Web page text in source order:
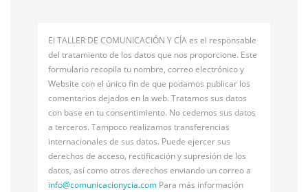
El TALLER DE COMUNICACIÓN Y CÍA es el responsable
del tratamiento de los datos que nos proporcione. Este
formulario recopila tu nombre, correo electrónico y
Website con el único fin de que podamos publicar los
comentarios dejados en la web. Tratamos sus datos
con base en tu consentimiento. No cedemos sus datos
a terceros. Tampoco realizamos transferencias
internacionales de sus datos. Puede ejercer sus
derechos de acceso, rectificación y supresión de los
datos, así como otros derechos enviando un correo a
info@comunicacionycia.com Para más información